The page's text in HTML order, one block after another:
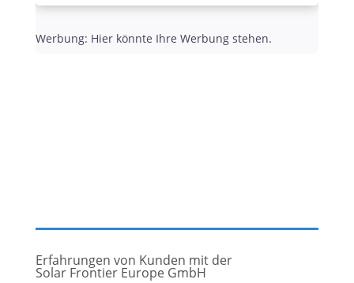
Werbung: Hier könnte Ihre Werbung stehen.
Erfahrungen von Kunden mit der
Solar Frontier Europe GmbH